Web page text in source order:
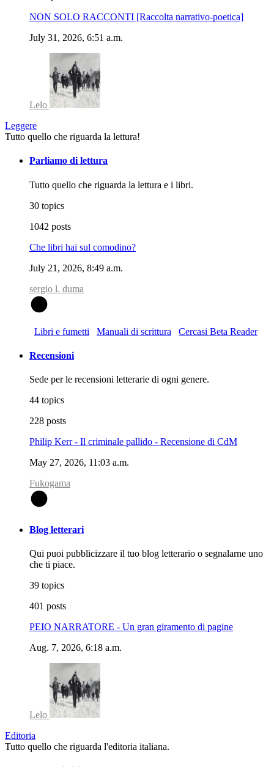
NON SOLO RACCONTI [Raccolta narrativo-poetica]
July 31, 2026, 6:51 a.m.
Lelo
Leggere
Tutto quello che riguarda la lettura!
Parliamo di lettura
Tutto quello che riguarda la lettura e i libri.
30 topics
1042 posts
Che libri hai sul comodino?
July 21, 2026, 8:49 a.m.
sergio l. duma
Libri e fumetti Manuali di scrittura Cercasi Beta Reader
Recensioni
Sede per le recensioni letterarie di ogni genere.
44 topics
228 posts
Philip Kerr - Il criminale pallido - Recensione di CdM
May 27, 2026, 11:03 a.m.
Fukogama
Blog letterari
Qui puoi pubblicizzare il tuo blog letterario o segnalarne uno
che ti piace.
39 topics
401 posts
PEIO NARRATORE - Un gran giramento di pagine
Aug. 7, 2026, 6:18 a.m.
Lelo
Editoria
Tutto quello che riguarda l'editoria italiana.